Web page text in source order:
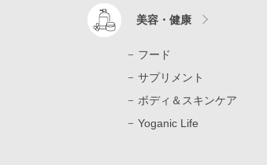
美容・健康
フード
サプリメント
ボディ＆スキンケア
Yoganic Life